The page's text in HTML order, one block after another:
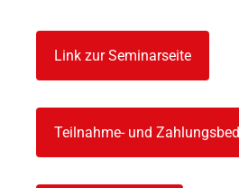
Link zur Seminarseite
Teilnahme- und